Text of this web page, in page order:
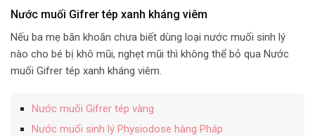
Nước muối Gifrer tép xanh kháng viêm
Nếu ba mẹ băn khoăn chưa biết dùng loại nước muối sinh lý
nào cho bé bị khô mũi, nghẹt mũi thì không thể bỏ qua Nước
muối Gifrer tép xanh kháng viêm.
Nước muối Gifrer tép vàng
Nước muối sinh lý Physiodose hàng Pháp